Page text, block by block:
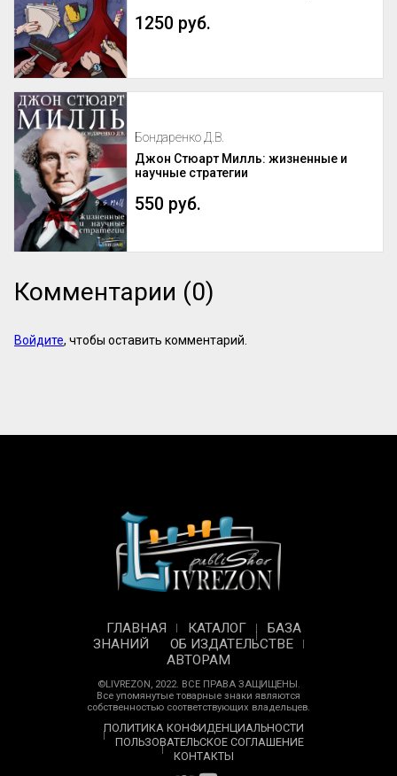
1250 руб.
Бондаренко Д.В.
Джон Стюарт Милль: жизненные и
научные стратегии
550 руб.
Комментарии (0)
Войдите, чтобы оставить комментарий.
ГЛАВНАЯ КАТАЛОГ
БАЗА
ЗНАНИЙ
ОБ ИЗДАТЕЛЬСТВЕ
АВТОРАМ
©LIVREZON, 2022. ВСЕ ПРАВА ЗАЩИЩЕНЫ.
Все упомянутые товарные знаки являются
собственностью соответствующих владельцев.
ПОЛИТИКА КОНФИДЕНЦИАЛЬНОСТИ
ПОЛЬЗОВАТЕЛЬСКОЕ СОГЛАШЕНИЕ
КОНТАКТЫ